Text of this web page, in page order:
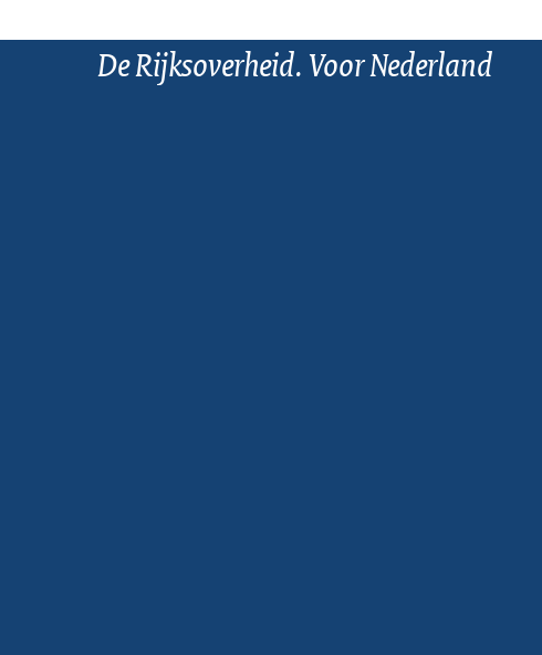
De Rijksoverheid. Voor Nederland